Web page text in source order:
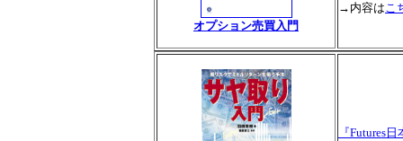
オプション売買入門
→内容は こ
『Futures